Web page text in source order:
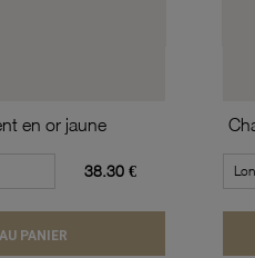
en or jaune
38.30 €
PANIER